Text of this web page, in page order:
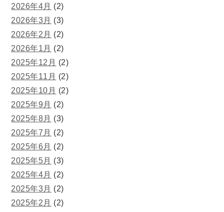
2026年4月 (2)
2026年3月 (3)
2026年2月 (2)
2026年1月 (2)
2025年12月 (2)
2025年11月 (2)
2025年10月 (2)
2025年9月 (2)
2025年8月 (3)
2025年7月 (2)
2025年6月 (2)
2025年5月 (3)
2025年4月 (2)
2025年3月 (2)
2025年2月 (2)